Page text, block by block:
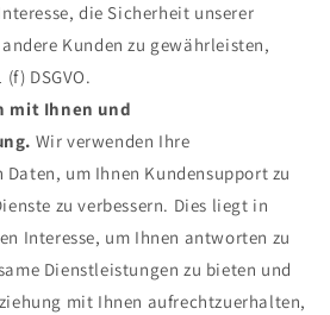
die Sicherheit unserer
Kunden zu gewährleisten,
DSGVO.
mit Ihnen und
Wir verwenden Ihre
Daten, um Ihnen Kundensupport zu
zu verbessern. Dies liegt in
Interesse, um Ihnen antworten zu
Dienstleistungen zu bieten und
mit Ihnen aufrechtzuerhalten,